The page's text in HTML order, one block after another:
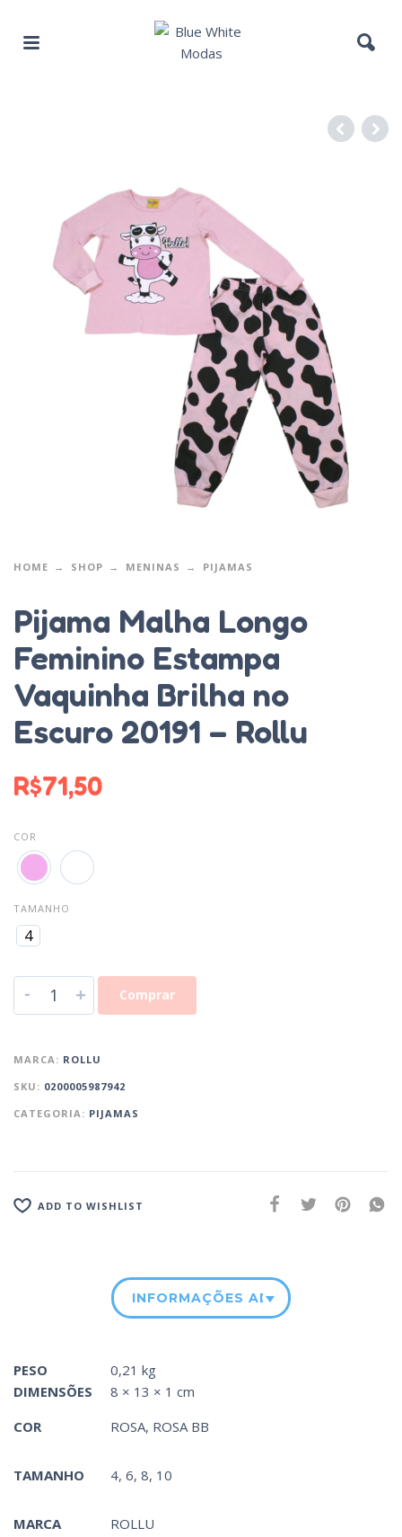
HOME SHOP MENINAS PIJAMAS
Pijama Malha Longo
Feminino Estampa
Vaquinha Brilha no
Escuro 20191 – Rollu
R$71,50
COR
TAMANHO
4
- + Comprar
MARCA: ROLLU
SKU: 0200005987942
CATEGORIA: PIJAMAS
ADD TO WISHLIST
INFORMAÇÕES ADICIONAIS
PESO
0,21 kg
DIMENSÕES
8 × 13 × 1 cm
COR
ROSA, ROSA BB
TAMANHO 4, 6, 8, 10
MARCA ROLLU